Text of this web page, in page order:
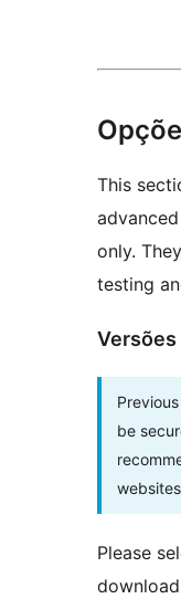
This
only.
testing
be
Please